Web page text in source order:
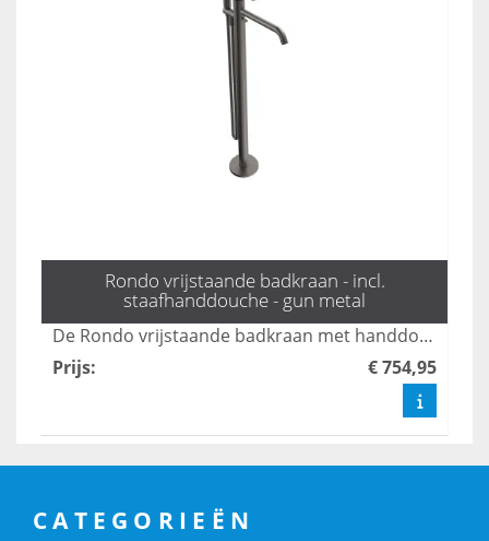
Rondo vrijstaande badkraan - incl.
staafhanddouche - gun metal
De Rondo vrijstaande badkraan met handdouche in gun metal combineert elegant design met functionaliteit, perfect voor een moderne badkamer. Met zijn strakke lijnen en luxe afwerking voegt deze kraan een vleugje stijl toe, terwijl de handdouche zorgt voor extra gebruiksgemak. Ideaal voor wie op zoek is naar een krachtige en esthetische oplossing voor hun badkamer.
Prijs: € 754,95
CATEGORIEËN